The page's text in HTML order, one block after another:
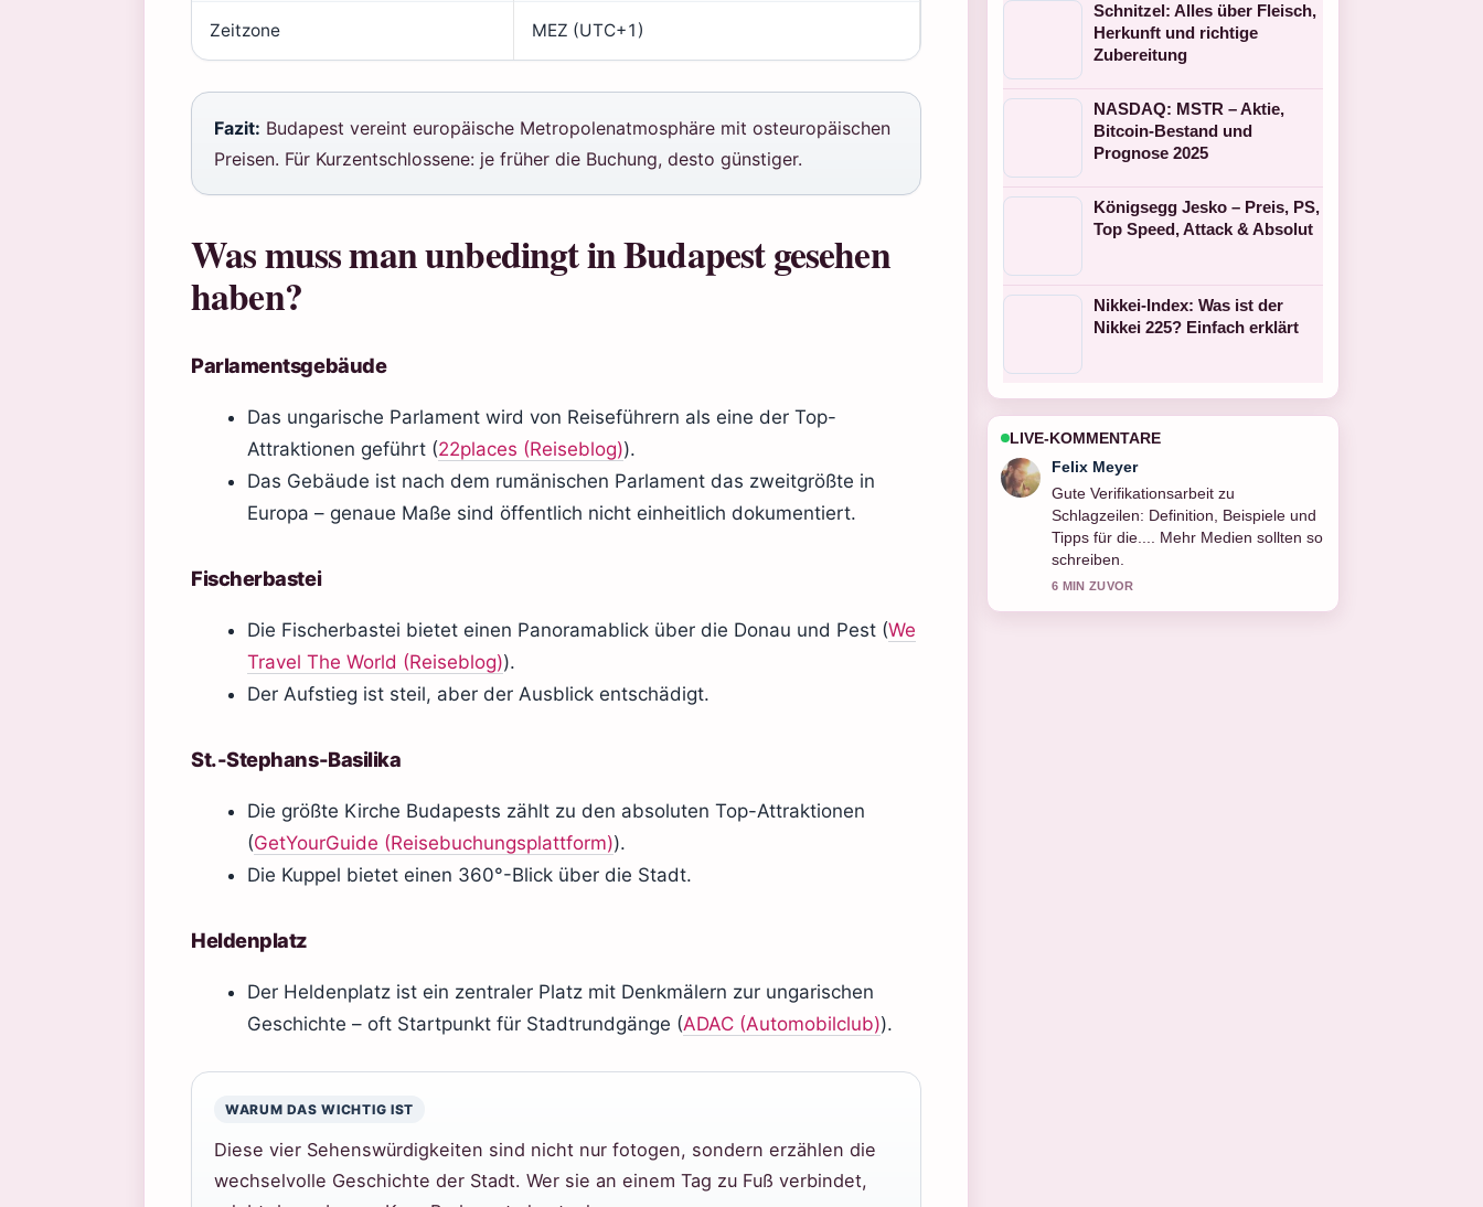
Zeitzone MEZ (UTC+1)
Fazit: Budapest vereint europäische Metropolenatmosphäre mit osteuropäischen
Preisen. Für Kurzentschlossene: je früher die Buchung, desto günstiger.
Was muss man unbedingt in Budapest gesehen
haben?
Parlamentsgebäude
Das ungarische Parlament wird von Reiseführern als eine der Top-
Attraktionen geführt (22places (Reiseblog)).
Das Gebäude ist nach dem rumänischen Parlament das zweitgrößte in
Europa – genaue Maße sind öffentlich nicht einheitlich dokumentiert.
Fischerbastei
Die Fischerbastei bietet einen Panoramablick über die Donau und Pest (We
Travel The World (Reiseblog)).
Der Aufstieg ist steil, aber der Ausblick entschädigt.
St.-Stephans-Basilika
Die größte Kirche Budapests zählt zu den absoluten Top-Attraktionen
(GetYourGuide (Reisebuchungsplattform)).
Die Kuppel bietet einen 360°-Blick über die Stadt.
Heldenplatz
Der Heldenplatz ist ein zentraler Platz mit Denkmälern zur ungarischen
Geschichte – oft Startpunkt für Stadtrundgänge (ADAC (Automobilclub)).
WARUM DAS WICHTIG IST
Diese vier Sehenswürdigkeiten sind nicht nur fotogen, sondern erzählen die
wechselvolle Geschichte der Stadt. Wer sie an einem Tag zu Fuß verbindet,
Schnitzel: Alles über Fleisch,
Herkunft und richtige
Zubereitung
NASDAQ: MSTR – Aktie,
Bitcoin-Bestand und
Prognose 2025
Königsegg Jesko – Preis, PS,
Top Speed, Attack & Absolut
Nikkei-Index: Was ist der
Nikkei 225? Einfach erklärt
LIVE-KOMMENTARE
Laura Becker
Starke Einordnung zu
Östrogenmangel: Symptome,
Ursachen und Behandlung. Das ist die
klarste Zusammenfassung, die ich
heute gesehen habe.